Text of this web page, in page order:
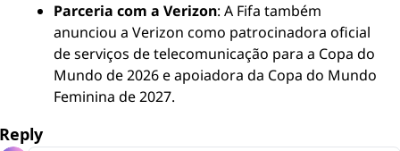
Parceria com a Verizon: A Fifa também
anunciou a Verizon como patrocinadora oficial
de serviços de telecomunicação para a Copa do
Mundo de 2026 e apoiadora da Copa do Mundo
Feminina de 2027.
Reply